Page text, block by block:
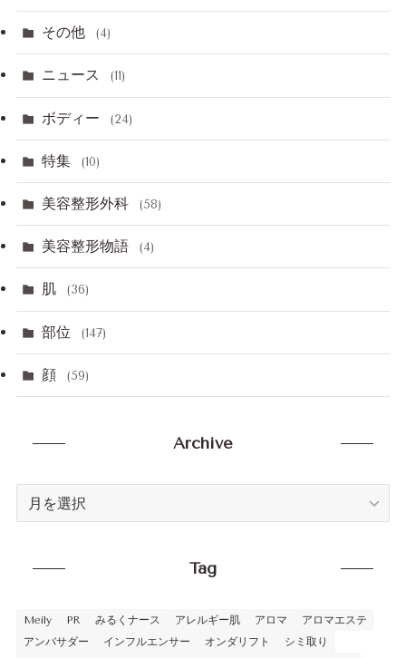
その他 (4)
ニュース (11)
ボディー (24)
特集 (10)
美容整形外科 (58)
美容整形物語 (4)
肌 (36)
部位 (147)
顔 (59)
Archive
Archive
Tag
Meily PR みるくナース アレルギー肌 アロマ
アロマエステ
アンバサダー
インフルエンサー オンダリフト
シミ取り